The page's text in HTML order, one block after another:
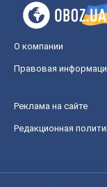
О компании
Правовая
Реклама на сайте
Редакционная